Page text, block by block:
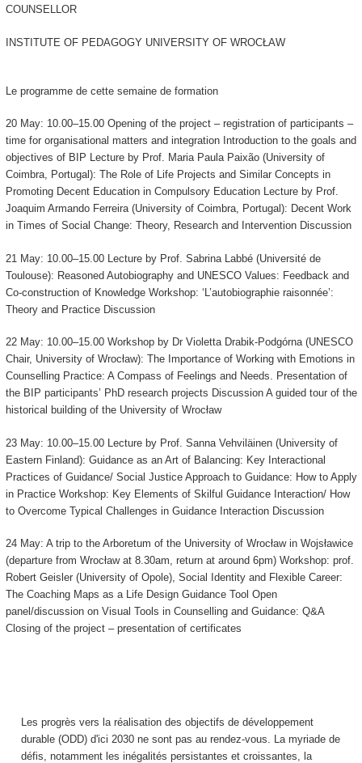
COUNSELLOR
INSTITUTE OF PEDAGOGY UNIVERSITY OF WROCŁAW
Le programme de cette semaine de formation
20 May: 10.00–15.00 Opening of the project – registration of participants –
time for organisational matters and integration Introduction to the goals and
objectives of BIP Lecture by Prof. Maria Paula Paixão (University of
Coimbra, Portugal): The Role of Life Projects and Similar Concepts in
Promoting Decent Education in Compulsory Education Lecture by Prof.
Joaquim Armando Ferreira (University of Coimbra, Portugal): Decent Work
in Times of Social Change: Theory, Research and Intervention Discussion
21 May: 10.00–15.00 Lecture by Prof. Sabrina Labbé (Université de
Toulouse): Reasoned Autobiography and UNESCO Values: Feedback and
Co-construction of Knowledge Workshop: ‘L’autobiographie raisonnée’:
Theory and Practice Discussion
22 May: 10.00–15.00 Workshop by Dr Violetta Drabik-Podgórna (UNESCO
Chair, University of Wrocław): The Importance of Working with Emotions in
Counselling Practice: A Compass of Feelings and Needs. Presentation of
the BIP participants’ PhD research projects Discussion A guided tour of the
historical building of the University of Wrocław
23 May: 10.00–15.00 Lecture by Prof. Sanna Vehviläinen (University of
Eastern Finland): Guidance as an Art of Balancing: Key Interactional
Practices of Guidance/ Social Justice Approach to Guidance: How to Apply
in Practice Workshop: Key Elements of Skilful Guidance Interaction/ How
to Overcome Typical Challenges in Guidance Interaction Discussion
24 May: A trip to the Arboretum of the University of Wrocław in Wojsławice
(departure from Wrocław at 8.30am, return at around 6pm) Workshop: prof.
Robert Geisler (University of Opole), Social Identity and Flexible Career:
The Coaching Maps as a Life Design Guidance Tool Open
panel/discussion on Visual Tools in Counselling and Guidance: Q&A
Closing of the project – presentation of certificates
Les progrès vers la réalisation des objectifs de développement
durable (ODD) d'ici 2030 ne sont pas au rendez-vous. La myriade de
défis, notamment les inégalités persistantes et croissantes, la